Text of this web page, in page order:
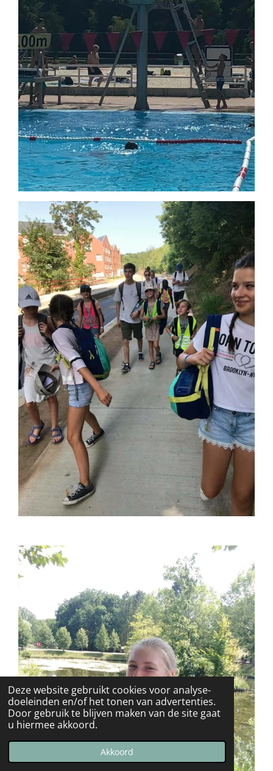
Deze website gebruikt cookies voor analyse-
doeleinden en/of het tonen van advertenties.
Door gebruik te blijven maken van de site gaat
u hiermee akkoord.
Akkoord